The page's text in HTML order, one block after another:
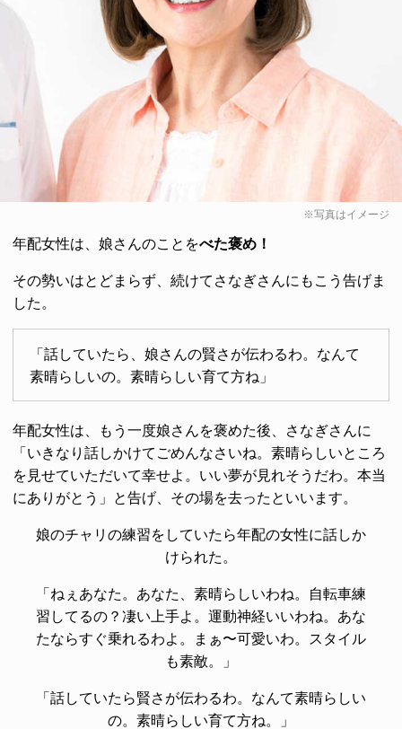
※写真はイメージ
年配女性は、娘さんのことをべた褒め！
その勢いはとどまらず、続けてさなぎさんにもこう告げま
した。
「話していたら、娘さんの賢さが伝わるわ。なんて
素晴らしいの。素晴らしい育て方ね」
年配女性は、もう一度娘さんを褒めた後、さなぎさんに
「いきなり話しかけてごめんなさいね。素晴らしいところ
を見せていただいて幸せよ。いい夢が見れそうだわ。本当
にありがとう」と告げ、その場を去ったといいます。
娘のチャリの練習をしていたら年配の女性に話しか
けられた。
「ねぇあなた。あなた、素晴らしいわね。自転車練
習してるの？凄い上手よ。運動神経いいわね。あな
たならすぐ乗れるわよ。まぁ〜可愛いわ。スタイル
も素敵。」
「話していたら賢さが伝わるわ。なんて素晴らしい
の。素晴らしい育て方ね。」